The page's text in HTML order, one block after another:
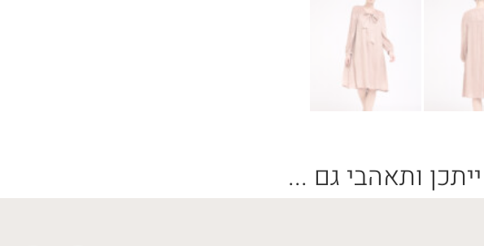
ייתכן ותאהבי גם ...